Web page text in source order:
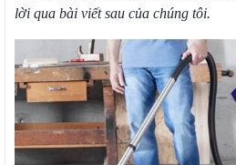
lời qua bài viết sau của chúng tôi.